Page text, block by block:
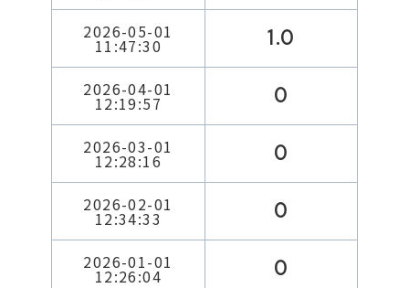
2026-05-01
11:47:30 1.0
2026-04-01
12:19:57 0
2026-03-01
12:28:16 0
2026-02-01
12:34:33 0
2026-01-01
12:26:04 0